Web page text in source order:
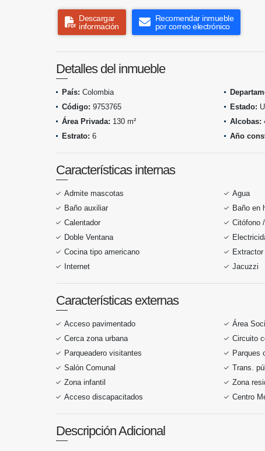
Descargar
información
Recomendar inmueble
por correo electrónico
Detalles del inmueble
País: Colombia
Código: 9753765 Estado:
Área Privada: 130 m² Alcobas:
Estrato: 6 Año
Características internas
Admite mascotas Agua
Baño auxiliar
Baño en
Calentador
Citófono
Doble Ventana
Cocina tipo americano
Extractor
Internet
Jacuzzi
Características externas
Acceso pavimentado Área
Cerca zona urbana
Circuito
Parqueadero visitantes
Parques
Salón Comunal
Trans.
Zona infantil
Zona
Acceso discapacitados
Centro
Descripción Adicional